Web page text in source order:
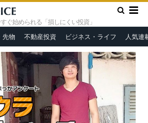
ぐ始められる「損しにくい投資」
先物 不動産投資 ビジネス・ライフ 人気連
»
家賃3,600
ャイなカンボジア人大学生の部屋にお邪魔して